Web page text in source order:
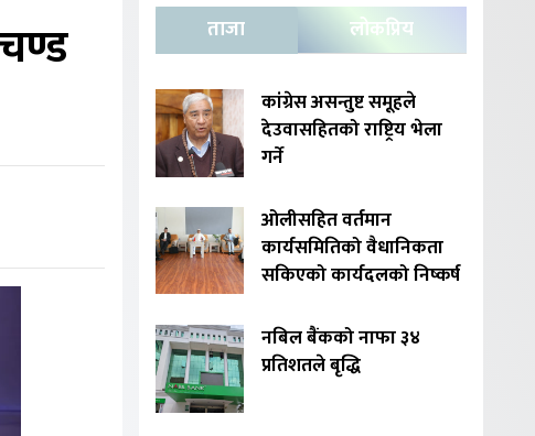
ताजा लोकप्रिय
कांग्रेस असन्तुष्ट समूहले
देउवासहितको राष्ट्रिय भेला
गर्ने
ओलीसहित वर्तमान
कार्यसमितिको वैधानिकता
सकिएको कार्यदलको निष्कर्ष
नबिल बैंकको नाफा ३४
प्रतिशतले बृद्धि